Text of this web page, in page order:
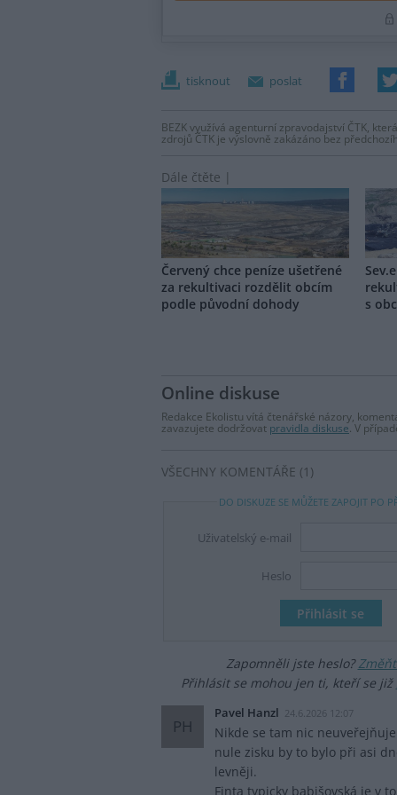
tisknout poslat
BEZK využívá agenturní zpravodajství ČTK,
zdrojů ČTK je výslovně zakázáno bez
Dále čtěte |
Červený chce peníze ušetřené
za rekultivaci rozdělit obcím
podle původní dohody
s
Online diskuse
Redakce Ekolistu vítá čtenářské názory,
zavazujete dodržovat pravidla diskuse. V
VŠECHNY KOMENTÁŘE (1)
DO DISKUZE SE MŮŽETE ZAPOJIT PO
Uživatelský e-mail
Heslo
Zapomněli jste heslo?
Přihlásit se mohou jen ti, kteří se již
PH
Pavel Hanzl 24.6.2026 12:07
Nikde se tam nic
nule zisku by to bylo při asi
levněji.
Finta typicky babišovská je v